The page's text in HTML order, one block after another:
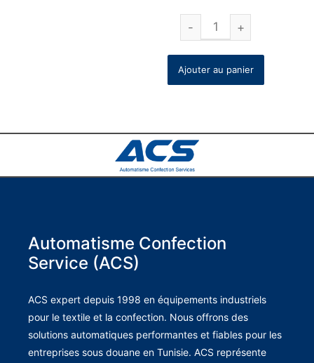
Ajouter au panier
Automatisme Confection
Service (ACS)
ACS expert depuis 1998 en équipements industriels
pour le textile et la confection. Nous offrons des
solutions automatiques performantes et fiables pour les
entreprises sous douane en Tunisie. ACS représente